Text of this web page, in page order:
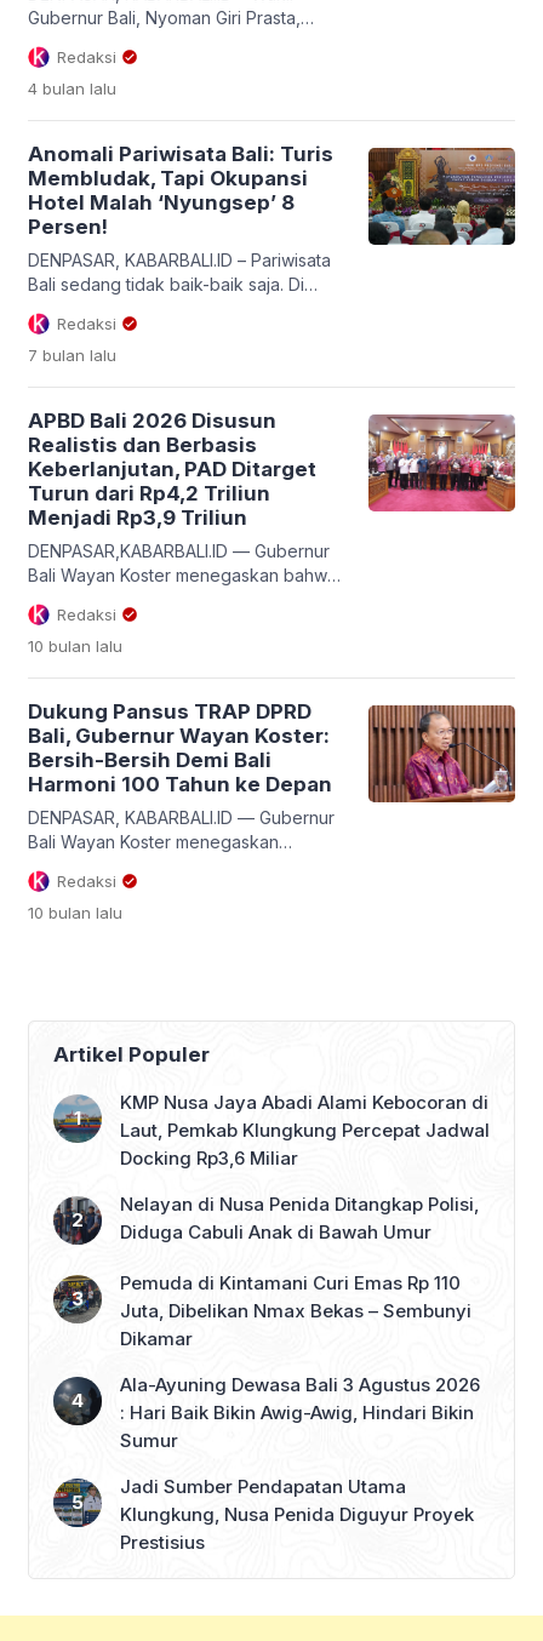
Gubernur Bali, Nyoman Giri Prasta,
memberikan jawaban tegas atas
pandangan umum fraksi-fraksi DPRD
Provinsi Bali terkait dua Rancangan
Denpasar, Jumat (24/4/2026), Giri
Prasta memaparkan arah baru tata
kelola pariwisata serta penyesuaian
regulasi pajak dan retribusi daerah.
Dua regulasi yang menjadi sorotan
utama […]
Redaksi
4 bulan lalu
Anomali Pariwisata Bali: Turis
Membludak, Tapi Okupansi
Hotel Malah ‘Nyungsep’ 8
Persen!
DENPASAR, KABARBALI.ID – Pariwisata
Bali sedang tidak baik-baik saja. Di
balik senyum ramah menyambut jutaan
turis, tersimpan anomali yang
mengkhawatirkan: jumlah kunjungan
justru terjun bebas. Fakta pahit ini
diungkapkan Ketua PHRI Bali, Tjokorda
Oka Artha Ardana Sukawati (Cok Ace),
dalam pengukuhan pengurus PHRI BPD
Bali periode 2025–2030 di […]
Redaksi
7 bulan lalu
APBD Bali 2026 Disusun
Realistis dan Berbasis
Keberlanjutan, PAD Ditarget
Turun dari Rp4,2 Triliun
Menjadi Rp3,9 Triliun
DENPASAR,KABARBALI.ID — Gubernur
Bali Wayan Koster menegaskan bahwa
penurunan target Pendapatan Asli
Daerah (PAD) tahun 2026 dari Rp4,2
triliun menjadi Rp3,9 triliun bukan
disampaikan dalam Rapat Paripurna ke-
8 DPRD Bali, Rabu (22/10), saat
menjawab pandangan umum fraksi
terhadap dua rancangan peraturan
daerah, yakni Raperda […]
Redaksi
10 bulan lalu
Dukung Pansus TRAP DPRD
Bali, Gubernur Wayan Koster:
Bersih-Bersih Demi Bali
Harmoni 100 Tahun ke Depan
DENPASAR, KABARBALI.ID — Gubernur
Bali Wayan Koster menegaskan
dukungan penuh terhadap langkah
Panitia Khusus Tata Ruang, Aset, dan
Perizinan (Pansus TRAP) DPRD
Sidang 2025–2026, Rabu (22/10),
Pansus […]
Redaksi
10 bulan lalu
Artikel Populer
KMP Nusa Jaya Abadi Alami Kebocoran di
Laut, Pemkab Klungkung Percepat Jadwal
Docking Rp3,6 Miliar
Nelayan di Nusa Penida Ditangkap Polisi,
Diduga Cabuli Anak di Bawah Umur
Pemuda di Kintamani Curi Emas Rp 110
Juta, Dibelikan Nmax Bekas – Sembunyi
Dikamar
Ala-Ayuning Dewasa Bali 3 Agustus 2026
: Hari Baik Bikin Awig-Awig, Hindari Bikin
Sumur
Jadi Sumber Pendapatan Utama
Klungkung, Nusa Penida Diguyur Proyek
Prestisius